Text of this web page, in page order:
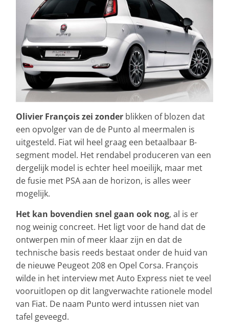
Olivier François zei zonder blikken of blozen dat
een opvolger van de de Punto al meermalen is
uitgesteld. Fiat wil heel graag een betaalbaar B-
segment model. Het rendabel produceren van een
dergelijk model is echter heel moeilijk, maar met
de fusie met PSA aan de horizon, is alles weer
mogelijk.
Het kan bovendien snel gaan ook nog, al is er
nog weinig concreet. Het ligt voor de hand dat de
ontwerpen min of meer klaar zijn en dat de
technische basis reeds bestaat onder de huid van
de nieuwe Peugeot 208 en Opel Corsa. François
wilde in het interview met Auto Express niet te veel
vooruitlopen op dit langverwachte rationele model
van Fiat. De naam Punto werd intussen niet van
tafel geveegd.